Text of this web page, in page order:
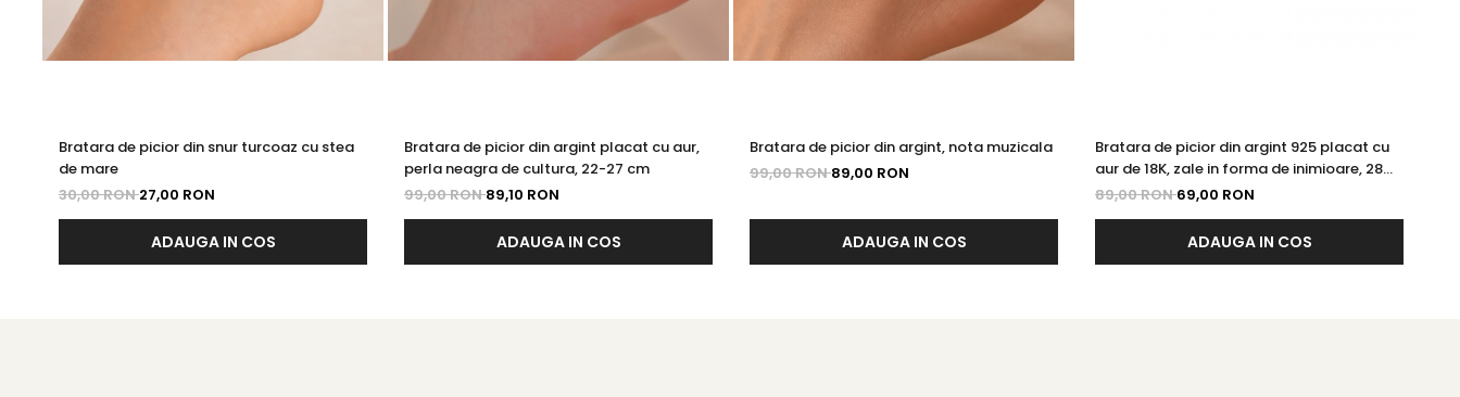
Bratara de picior din snur turcoaz cu stea
de mare
30,00 RON27,00 RON
ADAUGA IN COS
Bratara de picior din argint placat cu aur,
perla neagra de cultura, 22-27 cm
99,00 RON89,10 RON
ADAUGA IN COS
Bratara de picior din argint, nota muzicala
99,00 RON89,00 RON
ADAUGA IN COS
Bratara de picior din argint 925 placat cu
aur de 18K, zale in forma de inimioare, 28
cm
89,00 RON69,00 RON
ADAUGA IN COS